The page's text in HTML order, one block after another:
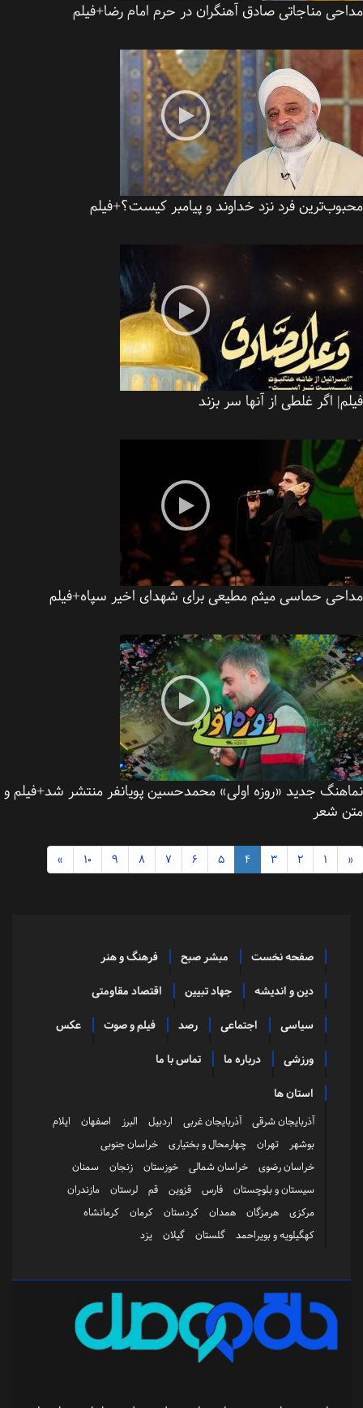
مناجاتی صادق آهنگران در حرم امام رضا+فیلم
فرد نزد خداوند و پیامبر کیست؟+فیلم
اگر غلطی از آنها سر بزند
حماسی میثم مطیعی برای شهدای اخیر سپاه+فیلم
جدید «روزه اولی» محمدحسین پویانفر منتشر شد+فیلم و
شعر
صفحه نخست مبشر صبح فرهنگ و هنر
دین و اندیشه جهاد تبیین اقتصاد مقاومتی
سیاسی اجتماعی رصد فیلم و صوت عکس
ورزشی درباره ما تماس با ما
استان ها
آذربایجان شرقی آذربایجان غربی اردبیل البرز اصفهان
ایلام
بوشهر
تهران چهارمحال و بختیاری
خراسان جنوبی
خراسان رضوی
خراسان شمالی خوزستان زنجان
سمنان
سیستان و بلوچستان
فارس قزوین قم لرستان
مازندران
مرکزی
هرمزگان همدان کردستان کرمان
کرمانشاه
کهگیلویه و بویراحمد
گلستان گیلان یزد